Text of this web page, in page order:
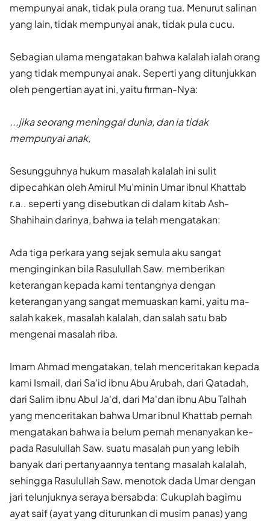
mempunyai anak, tidak pula orang tua. Menurut salinan
yang lain, tidak mempunyai anak, tidak pula cucu.
Sebagian ulama mengatakan bahwa kalalah ialah orang
yang tidak mempunyai anak. Seperti yang ditunjukkan
oleh pengertian ayat ini, yaitu firman-Nya:
...jika seorang meninggal dunia, dan ia tidak
mempunyai anak,
Sesungguhnya hukum masalah kalalah ini sulit
dipecahkan oleh Amirul Mu’minin Umar ibnul Khattab
r.a.. seperti yang disebutkan di da­lam kitab Ash-
Shahihain darinya, bahwa ia telah mengatakan:
Ada tiga perkara yang sejak semula aku sangat
menginginkan bi­la Rasulullah Saw. memberikan
keterangan kepada kami tentang­nya dengan
keterangan yang sangat memuaskan kami, yaitu ma­
salah kakek, masalah kalalah, dan salah satu bab
mengenai masalah riba.
Imam Ahmad mengatakan, telah menceritakan kepada
kami Ismail, dari Sa'id ibnu Abu Arubah, dari Qatadah,
dari Salim ibnu Abul Ja'd, dari Ma'dan ibnu Abu Talhah
yang menceritakan bahwa Umar ibnul Khattab pernah
mengatakan bahwa ia belum pernah menanyakan ke­
pada Rasulullah Saw. suatu masalah pun yang lebih
banyak dari per­tanyaannya tentang masalah kalalah,
sehingga Rasulullah Saw. menotok dada Umar dengan
jari telunjuknya seraya bersabda: Cukuplah bagimu
ayat saif (ayat yang diturunkan di musim pa­nas) yang